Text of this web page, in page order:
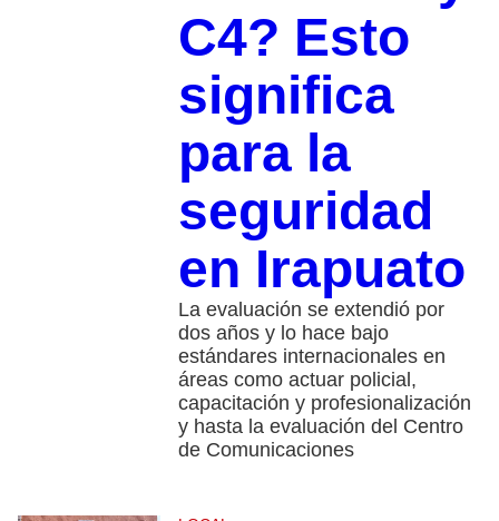
C4? Esto
significa
para la
seguridad
en Irapuato
La evaluación se extendió por
dos años y lo hace bajo
estándares internacionales en
áreas como actuar policial,
capacitación y profesionalización
y hasta la evaluación del Centro
de Comunicaciones